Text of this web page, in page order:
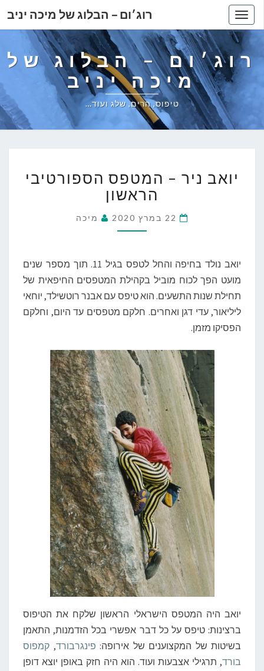
Toggle
navigation
רוג׳ום – הבלוג של מיכה יניב
רוג׳ום – הבלוג של
מיכה יניב
טיפוס, הרים, שלג ועוד…
ניר
–
המטפס
הספורטיבי
הראשון
יואב ניר – המטפס הספורטיבי
הראשון
22 במרץ 2020 מיכה
יואב נולד בחיפה והחל לטפס בגיל 11. תוך מספר שנים
מועט הפך לכוח מוביל בקהילת המטפסים החיפאית של
תחילת שנות התשעים. הוא טיפס עם אבנר רוטשילד, יוחאי
ליליאור, עדי דגן ואחרים. חלקם מטפסים עד היום, וחלקם
הפסיקו מזמן.
יואב היה המטפס הישראלי הראשון שלקח את הטיפוס
ברצינות: טיפס על כל דבר אפשרי בכל הזדמנות, התאמן
בשיטות של המקצוענים של אירופה: פינגרבורד, קמפוס
בורד, תרגילי אצבעות ועוד. הוא היה חזק באופן יוצא דופן